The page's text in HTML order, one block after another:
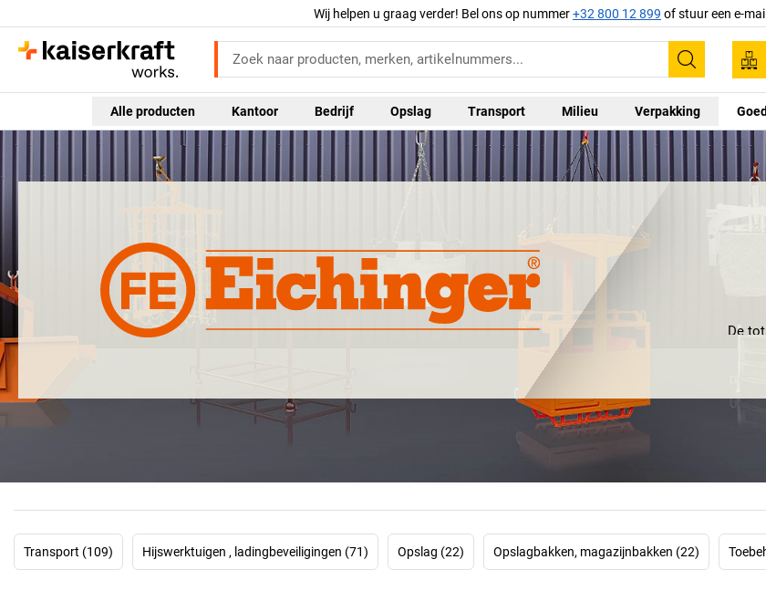
Wij helpen u graag verder! Bel ons op nummer+32 800 12 899 of stuur een e-
Zoeken
Alle producten Kantoor Bedrijf Opslag Transport Milieu Verpakking
De
een
Het
en
Transport (109) Hijswerktuigen , ladingbeveiligingen (71) Opslag (22) Opslagbakken, magazijnbakken (22)